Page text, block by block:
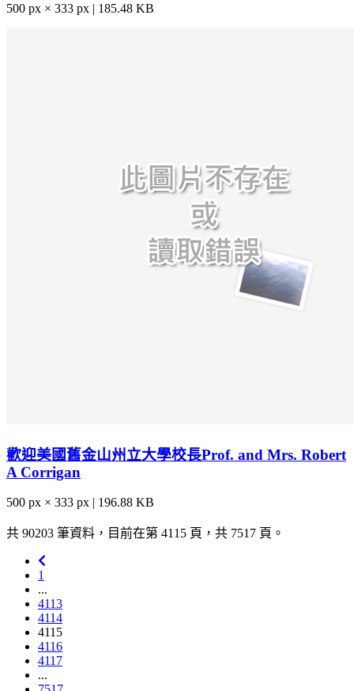
500 px × 333 px | 185.48 KB
歡迎美國舊金山州立大學校長Prof. and Mrs. Robert
A Corrigan
500 px × 333 px | 196.88 KB
共 90203 筆資料，目前在第 4115 頁，共 7517 頁。
1
...
4113
4114
4115
4116
4117
...